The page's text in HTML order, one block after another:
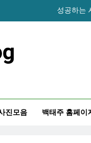
성공하는
에 먹는 마늘과 꿀의 놀라
진모음 백태주 홈페이